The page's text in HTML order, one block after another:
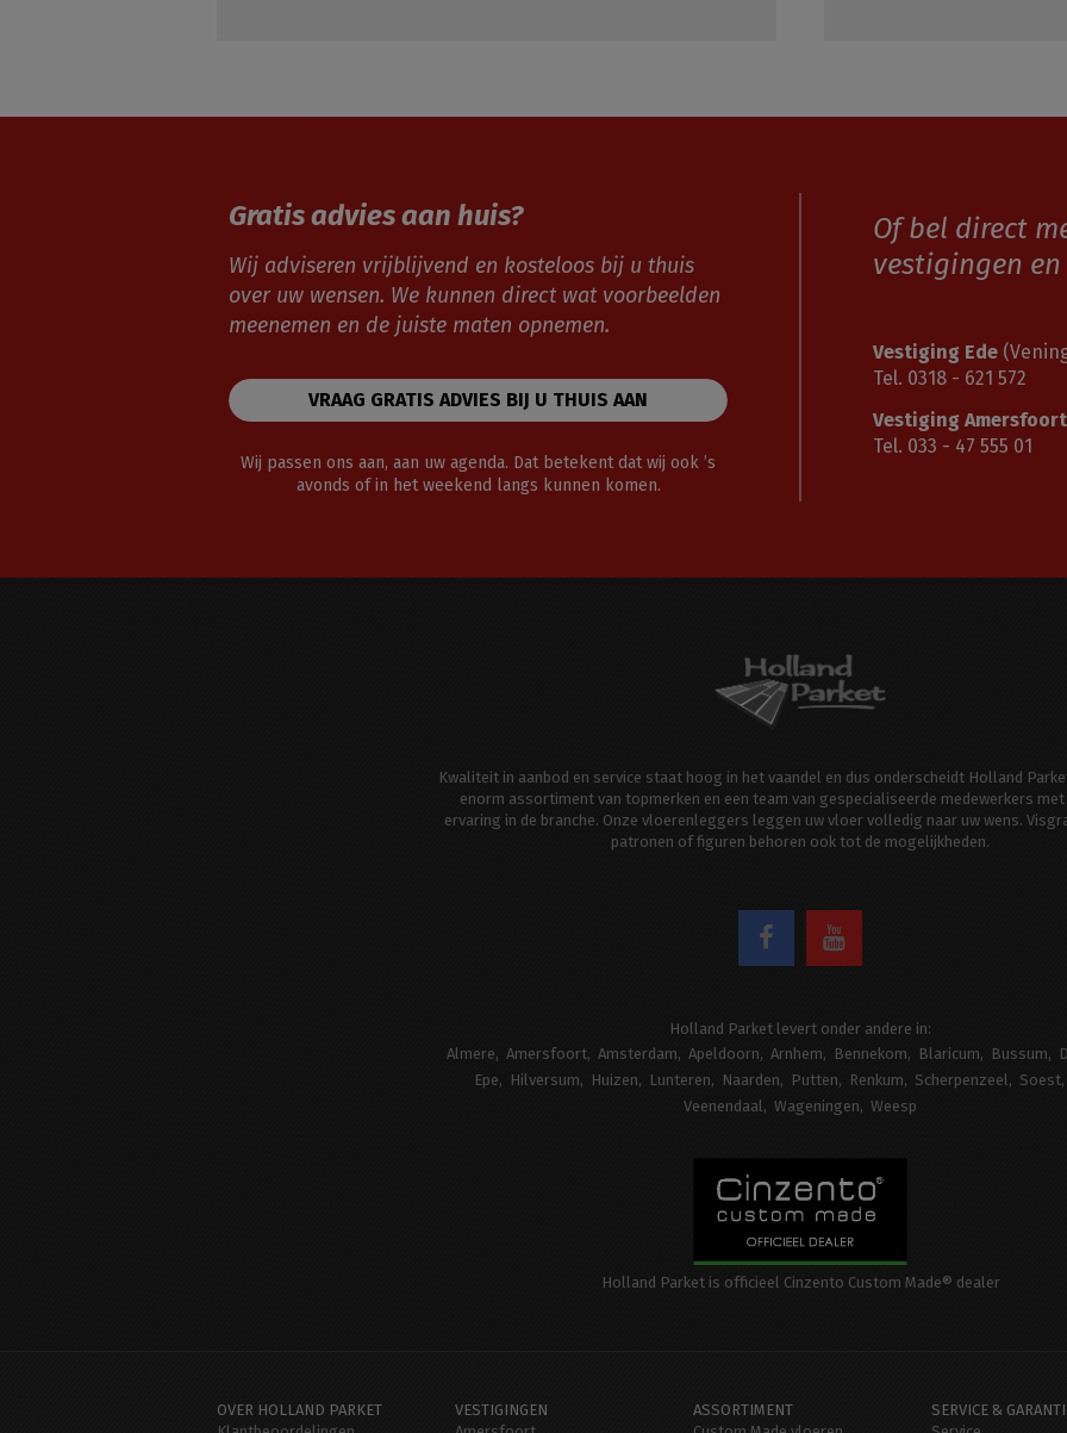
Gratis advies aan huis?
Wij adviseren vrijblijvend en kosteloos bij u thuis
over uw wensen. We kunnen direct wat voorbeelden
meenemen en de juiste maten opnemen.
VRAAG GRATIS ADVIES BIJ U THUIS AAN
Wij passen ons aan, aan uw agenda. Dat betekent dat wij ook ’s
avonds of in het weekend langs kunnen komen.
Of bel direct
vestigingen
Vestiging Ede
Tel. 0318 - 621 572
Vestiging Amersfoort
Tel. 033 - 47 555 01
Kwaliteit in aanbod en service staat hoog in het vaandel en dus onderscheidt Holland
enorm assortiment van topmerken en een team van gespecialiseerde medewerkers
ervaring in de branche. Onze vloerenleggers leggen uw vloer volledig naar uw wens.
patronen of figuren behoren ook tot de mogelijkheden.
Holland Parket levert onder andere in:
Almere
Amersfoort Amsterdam Apeldoorn Arnhem Bennekom Blaricum Bussum
Epe
Hilversum Huizen Lunteren Naarden Putten Renkum Scherpenzeel Soest
Veenendaal
Wageningen Weesp
Holland Parket is officieel Cinzento Custom Made® dealer
OVER HOLLAND PARKET
VESTIGINGEN
ASSORTIMENT
SERVICE &